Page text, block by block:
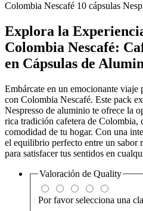
Colombia Nescafé 10 cápsulas
Explora la
Colombia Nescafé:
en Cápsulas de
Embárcate en un emocionante
con Colombia Nescafé. Este pack
Nespresso de aluminio te ofrece la
rica tradición cafetera de Colombia,
comodidad de tu hogar. Con una
el equilibrio perfecto entre un sabor
para satisfacer tus sentidos en
Valoración de Quality
Por favor selecciona una